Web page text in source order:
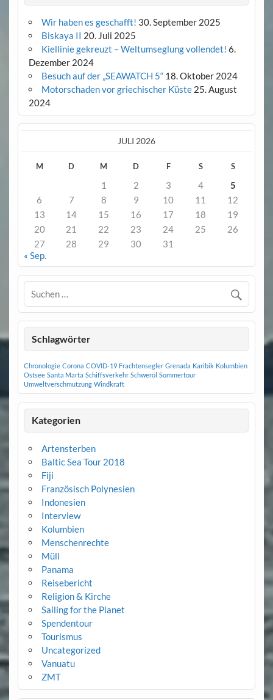
Wir haben es geschafft! 30. September 2025
Biskaya II 20. Juli 2025
Kiellinie gekreuzt – Weltumseglung vollendet! 6.
Dezember 2024
Besuch auf der „SEAWATCH 5“ 18. Oktober 2024
Motorschaden vor griechischer Küste 25. August
2024
JULI 2026
M D M D F S S
1 2 3 4
5
6
7 8 9 10 11
12
13
14 15 16 17 18
19
20
21 22 23 24 25
26
27
28 29 30
31
« Sep.
Schlagwörter
Chronologie Corona COVID-19 Frachtensegler Grenada Karibik Kolumbien
Ostsee Santa Marta Schiffsverkehr Schweröl Sommertour
Umweltverschmutzung Windkraft
Kategorien
Artensterben
Baltic Sea Tour 2018
Fiji
Französisch Polynesien
Indonesien
Interview
Kolumbien
Menschenrechte
Müll
Panama
Reisebericht
Religion & Kirche
Sailing for the Planet
Spendentour
Tourismus
Uncategorized
Vanuatu
ZMT